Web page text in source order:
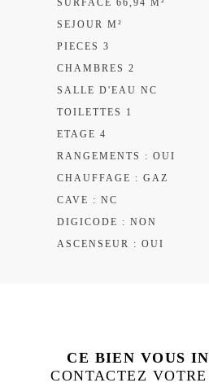
SURFACE 66,94 M²
SEJOUR M²
PIECES 3
CHAMBRES 2
SALLE D'EAU NC
TOILETTES 1
ETAGE 4
RANGEMENTS : OUI
CHAUFFAGE : GAZ
CAVE : NC
DIGICODE : NON
ASCENSEUR : OUI
CE BIEN VOUS
CONTACTEZ